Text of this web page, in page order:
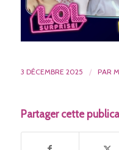
3 DÉCEMBRE 2025 / PAR
Partager cette